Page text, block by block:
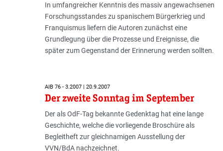
In umfangreicher Kenntnis des massiv angewachsenen
Forschungsstandes zu spanischem Bürgerkrieg und
Franquismus liefern die Autoren zunächst eine
Grundlegung über die Prozesse und Ereignisse, die
später zum Gegenstand der Erinnerung werden sollten.
AIB 76 - 3.2007 | 20.9.2007
Der zweite Sonntag im September
Der als OdF-Tag bekannte Gedenktag hat eine lange
Geschichte, welche die vorliegende Broschüre als
Begleitheft zur gleichnamigen Ausstellung der
VVN/BdA nachzeichnet.